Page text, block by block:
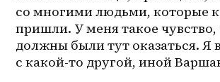
со многими людьми, которые
пришли. У меня такое
должны были тут оказаться. Я
с какой-то другой, иной